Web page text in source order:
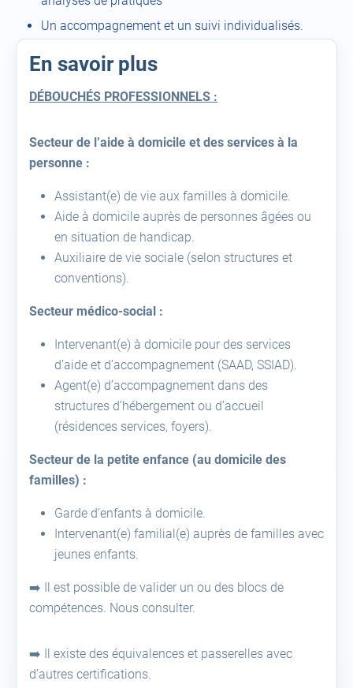
Un accompagnement et un suivi individualisés.
En savoir plus
DÉBOUCHÉS PROFESSIONNELS :
Secteur de l’aide à domicile et des services à la
personne :
Assistant(e) de vie aux familles à domicile.
Aide à domicile auprès de personnes âgées ou
en situation de handicap.
Auxiliaire de vie sociale (selon structures et
conventions).
Secteur médico-social :
Intervenant(e) à domicile pour des services
d’aide et d’accompagnement (SAAD, SSIAD).
Agent(e) d’accompagnement dans des
structures d’hébergement ou d’accueil
(résidences services, foyers).
Secteur de la petite enfance (au domicile des
familles) :
Garde d’enfants à domicile.
Intervenant(e) familial(e) auprès de familles avec
jeunes enfants.
➡️ Il est possible de valider un ou des blocs de
compétences. Nous consulter.
➡️ Il existe des équivalences et passerelles avec
d’autres certifications.